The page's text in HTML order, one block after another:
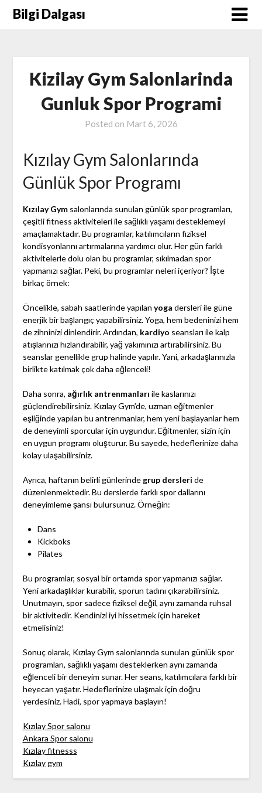
SkipBilgi Dalgası
Kizilay Gym Salonlarinda
Gunluk Spor Programi
Posted on Mart 6, 2026
Kızılay Gym Salonlarında
Günlük Spor Programı
Kızılay Gymsalonlarında sunulan günlük spor programları,
çeşitli fitness aktiviteleri ile sağlıklı yaşamı desteklemeyi
amaçlamaktadır. Bu programlar, katılımcıların fiziksel
kondisyonlarını artırmalarına yardımcı olur. Her gün farklı
aktivitelerle dolu olan bu programlar, sıkılmadan spor
yapmanızı sağlar. Peki, bu programlar neleri içeriyor? İşte
birkaç örnek:
Öncelikle, sabah saatlerinde yapılan yoga dersleri ile güne
enerjik bir başlangıç yapabilirsiniz. Yoga, hem bedeninizi hem
de zihninizi dinlendirir. Ardından, kardiyo seansları ile kalp
atışlarınızı hızlandırabilir, yağ yakımınızı artırabilirsiniz. Bu
seanslar genellikle grup halinde yapılır. Yani, arkadaşlarınızla
birlikte katılmak çok daha eğlenceli!
Daha sonra, ağırlık antrenmanları ile kaslarınızı
güçlendirebilirsiniz. Kızılay Gym’de, uzman eğitmenler
eşliğinde yapılan bu antrenmanlar, hem yeni başlayanlar hem
de deneyimli sporcular için uygundur. Eğitmenler, sizin için
en uygun programı oluşturur. Bu sayede, hedeflerinize daha
kolay ulaşabilirsiniz.
Ayrıca, haftanın belirli günlerinde grup dersleri de
düzenlenmektedir. Bu derslerde farklı spor dallarını
deneyimleme şansı bulursunuz. Örneğin:
Dans
Kickboks
Pilates
Bu programlar, sosyal bir ortamda spor yapmanızı sağlar.
Yeni arkadaşlıklar kurabilir, sporun tadını çıkarabilirsiniz.
Unutmayın, spor sadece fiziksel değil, aynı zamanda ruhsal
bir aktivitedir. Kendinizi iyi hissetmek için hareket
etmelisiniz!
Sonuç olarak, Kızılay Gym salonlarında sunulan günlük spor
programları, sağlıklı yaşamı desteklerken aynı zamanda
eğlenceli bir deneyim sunar. Her seans, katılımcılara farklı bir
heyecan yaşatır. Hedeflerinize ulaşmak için doğru
yerdesiniz. Hadi, spor yapmaya başlayın!
Kızılay Spor salonu
Ankara Spor salonu
Kızılay fitnesss
Kızılay gym